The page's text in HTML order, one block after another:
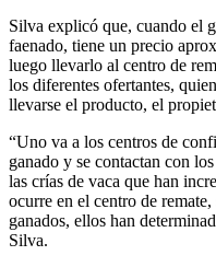
Silva explicó que, cuando el
faenado, tiene un precio
luego llevarlo al centro de
los diferentes ofertantes,
llevarse el producto, el
“Uno va a los centros de
ganado y se contactan con
las crías de vaca que han
ocurre en el centro de
ganados, ellos han
Silva.